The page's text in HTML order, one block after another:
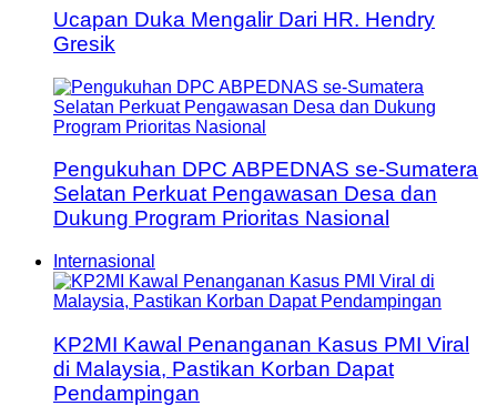
Ucapan Duka Mengalir Dari HR. Hendry
Gresik
Pengukuhan DPC ABPEDNAS se-Sumatera
Selatan Perkuat Pengawasan Desa dan
Dukung Program Prioritas Nasional
Internasional
KP2MI Kawal Penanganan Kasus PMI Viral
di Malaysia, Pastikan Korban Dapat
Pendampingan